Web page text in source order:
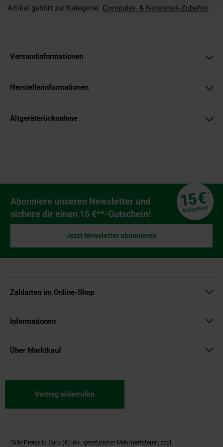
Artikel gehört zur Kategorie: Computer- & Notebook-Zubehör
Versandinformationen
Herstellerinformationen
Altgeräterücknahme
Newsletter Anmeldung
Abonniere unseren Newsletter und
sichere dir einen 15 €**-Gutschein!
15€**
Gutschein
Jetzt Newsletter abonnieren
Zahlarten im Online-Shop
Informationen
Über Marktkauf
Vertrag widerrufen
Fußnoten
*Alle Preise in Euro (€) inkl. gesetzlicher Mehrwertsteuer, zzgl.